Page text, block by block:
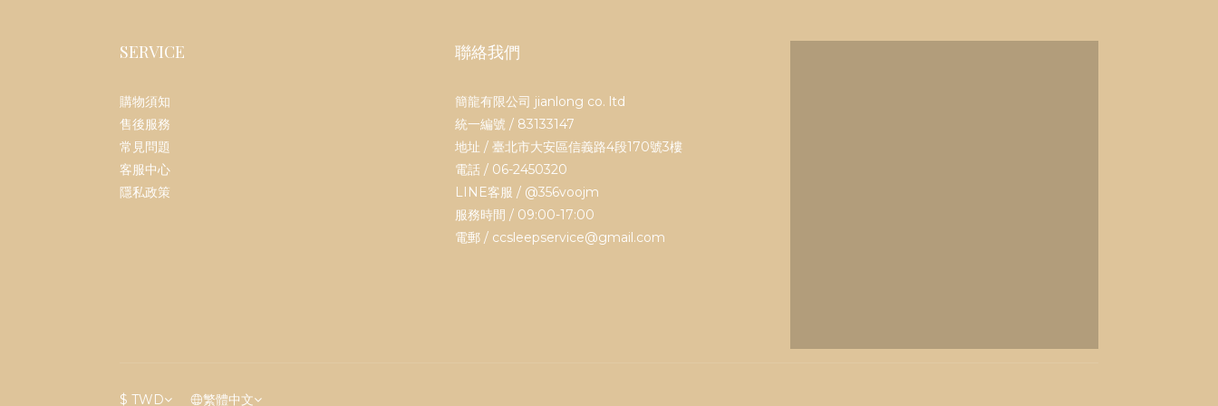
SERVICE
購物須知
售後服務
常見問題
客服中心
隱私政策
聯絡我們
簡龍有限公司 jianlong co. ltd
統一編號 / 83133147
地址 / 臺北市大安區信義路4段170號3樓
電話 / 06-2450320
LINE客服 / @356voojm
服務時間 / 09:00-17:00
電郵 / ccsleepservice@gmail.com
$ TWD 繁體中文